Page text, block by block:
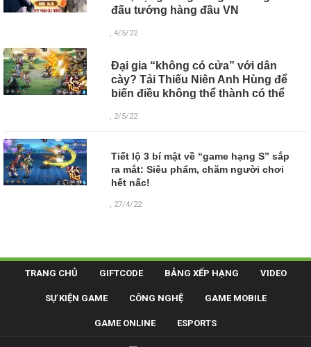
đấu tướng hàng đầu VN
, 4/5/22
Đại gia “không có cửa” với dân
cày? Tải Thiếu Niên Anh Hùng để
biến điều không thể thành có thể
, 2/5/22
Tiết lộ 3 bí mật về “game hạng S” sắp
ra mắt: Siêu phẩm, chăm người chơi
hết nấc!
, 27/4/22
TRANG CHỦ GIFTCODE BẢNG XẾP HẠNG VIDEO
SỰ KIỆN GAME CÔNG NGHỆ GAME MOBILE
GAME ONLINE ESPORTS